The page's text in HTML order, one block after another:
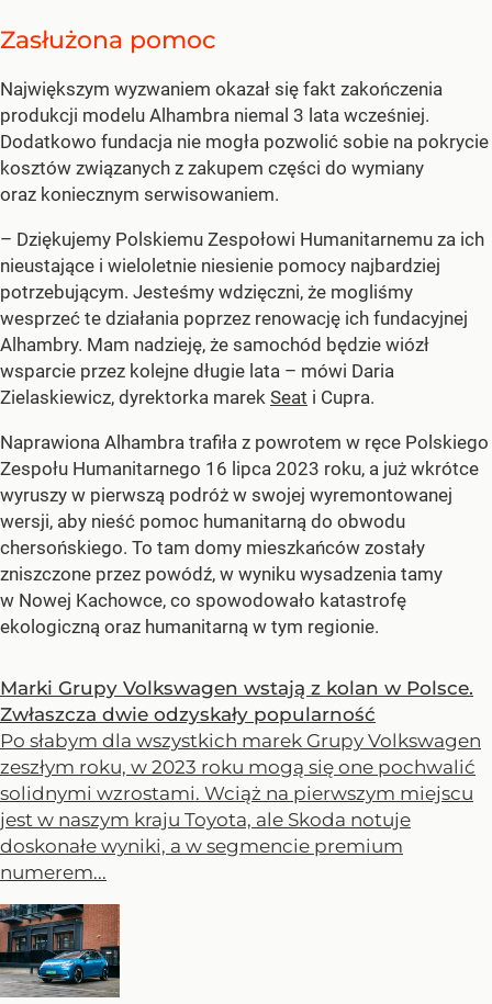
Zasłużona pomoc
Największym wyzwaniem okazał się fakt zakończenia
produkcji modelu Alhambra niemal 3 lata wcześniej.
Dodatkowo fundacja nie mogła pozwolić sobie na pokrycie
kosztów związanych z zakupem części do wymiany
oraz koniecznym serwisowaniem.
– Dziękujemy Polskiemu Zespołowi Humanitarnemu za ich
nieustające i wieloletnie niesienie pomocy najbardziej
potrzebującym. Jesteśmy wdzięczni, że mogliśmy
wesprzeć te działania poprzez renowację ich fundacyjnej
Alhambry. Mam nadzieję, że samochód będzie wiózł
wsparcie przez kolejne długie lata – mówi Daria
Zielaskiewicz, dyrektorka marek Seat i Cupra.
Naprawiona Alhambra trafiła z powrotem w ręce Polskiego
Zespołu Humanitarnego 16 lipca 2023 roku, a już wkrótce
wyruszy w pierwszą podróż w swojej wyremontowanej
wersji, aby nieść pomoc humanitarną do obwodu
chersońskiego. To tam domy mieszkańców zostały
zniszczone przez powódź, w wyniku wysadzenia tamy
w Nowej Kachowce, co spowodowało katastrofę
ekologiczną oraz humanitarną w tym regionie.
Marki Grupy Volkswagen wstają z kolan w Polsce.
Zwłaszcza dwie odzyskały popularność
Po słabym dla wszystkich marek Grupy Volkswagen
zeszłym roku, w 2023 roku mogą się one pochwalić
solidnymi wzrostami. Wciąż na pierwszym miejscu
jest w naszym kraju Toyota, ale Skoda notuje
doskonałe wyniki, a w segmencie premium
numerem...